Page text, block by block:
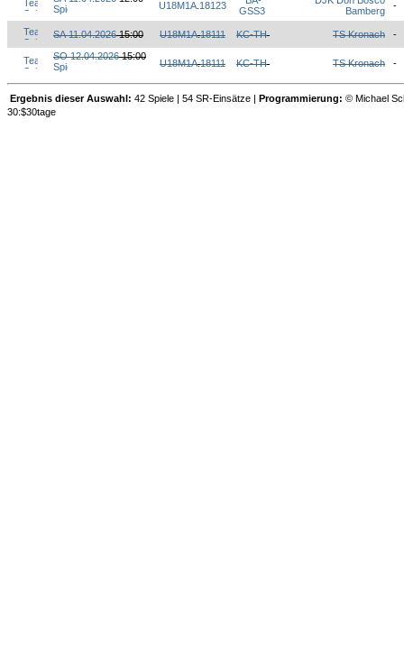
U18M1A 18123
GSS3
Bamberg
-
SA 11.04.202615:00 U18M1A.18111 KC-TH TS Kronach
-
SO 12.04.202615:00
U18M1A.18111 KC-TH TS Kronach -
Ergebnis dieser Auswahl: 42 Spiele | 54 SR-Einsätze | Programmierung: © Michael
30:$30tage